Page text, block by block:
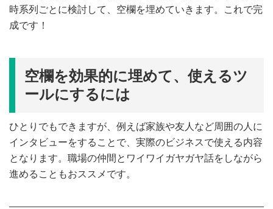
時系列ごとに検討して、空欄を埋めていきます。これで完
成です！
空欄を効果的に埋めて、使えるツ
ールにするには
ひとりでもできますが、例えば家族や友人など周囲の人に
インタビューをすることで、実際のビジネスで使える内容
となります。職場の仲間とワイワイガヤガヤ話をしながら
進めることもおススメです。